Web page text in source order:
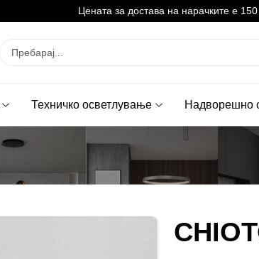
Цената за достава на нарачките е 150
Техничко осветлување Надворешно